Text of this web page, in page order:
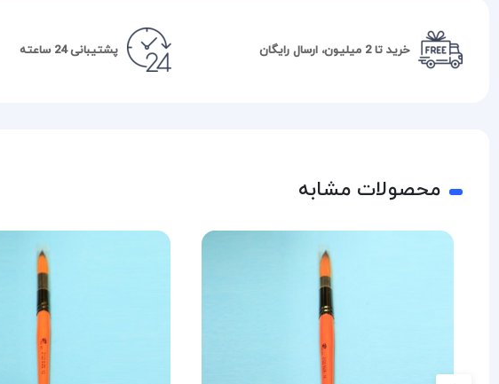
خرید تا 2 میلیون، ارسال رایگان پشتیبانی 24 ساعته
محصولات مشابه